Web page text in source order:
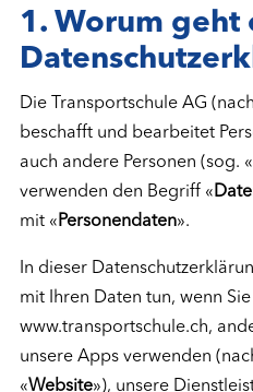
1. Worum geht
Die Transportschule AG
beschafft und bearbeitet
auch andere Personen (sog. «
verwenden den Begriff «
mit « Personendaten».
In dieser
mit Ihren Daten tun, wenn
www.transportschule.ch,
unsere Apps verwenden
«Website»), unsere